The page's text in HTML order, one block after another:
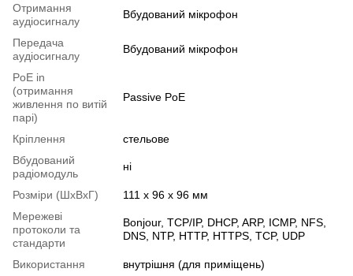
Отримання
аудіосигналу
Вбудований мікрофон
Передача
аудіосигналу
Вбудований мікрофон
PoE in
(отримання
живлення по витій
парі)
Passive PoE
Кріплення
стельове
Вбудований
радіомодуль
ні
Розміри (ШxВxГ)
111 x 96 x 96 мм
Мережеві
протоколи та
стандарти
Bonjour, TCP/IP, DHCP, ARP, ICMP, NFS,
DNS, NTP, HTTP, HTTPS, TCP, UDP
Використання
внутрішня (для приміщень)